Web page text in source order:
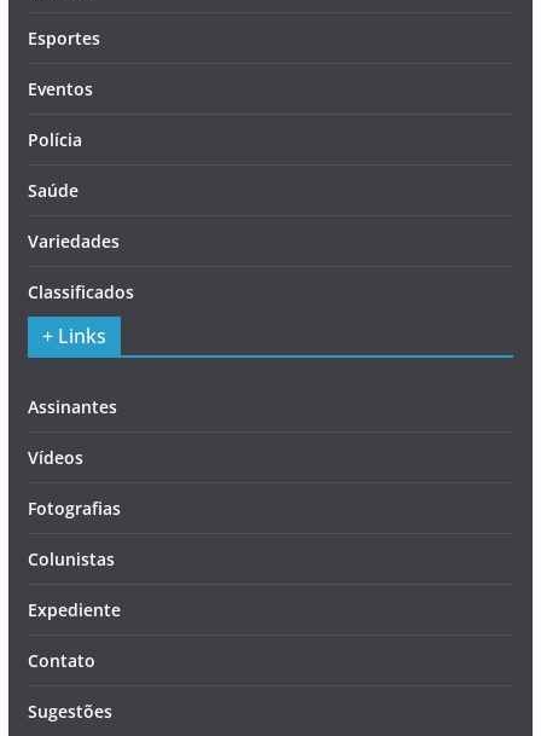
Esportes
Eventos
Polícia
Saúde
Variedades
Classificados
+ Links
Assinantes
Vídeos
Fotografias
Colunistas
Expediente
Contato
Sugestões